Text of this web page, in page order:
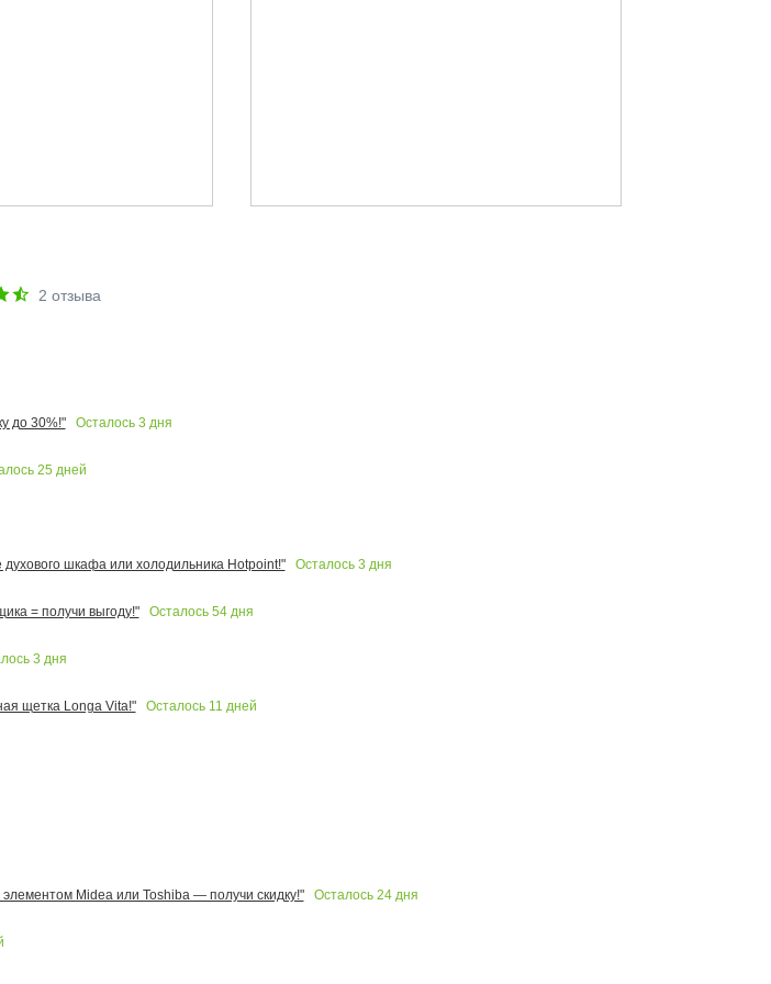
2 отзыва
до 30%!"
Осталось 3 дня
25 дней
шкафа или холодильника Hotpoint!"
Осталось 3 дня
= получи выгоду!"
Осталось 54дня
3 дня
щетка Longa Vita!"
Осталось 11 дней
Midea или Toshiba — получи скидку!"
Осталось 24дня